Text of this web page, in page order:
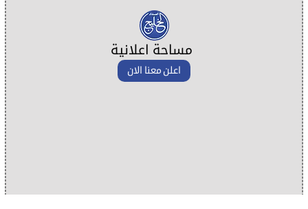
مساحة اعلانية
اعلن معنا الان